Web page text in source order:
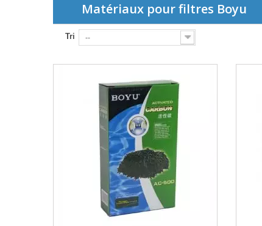
Matériaux pour filtres Boyu
Tri --